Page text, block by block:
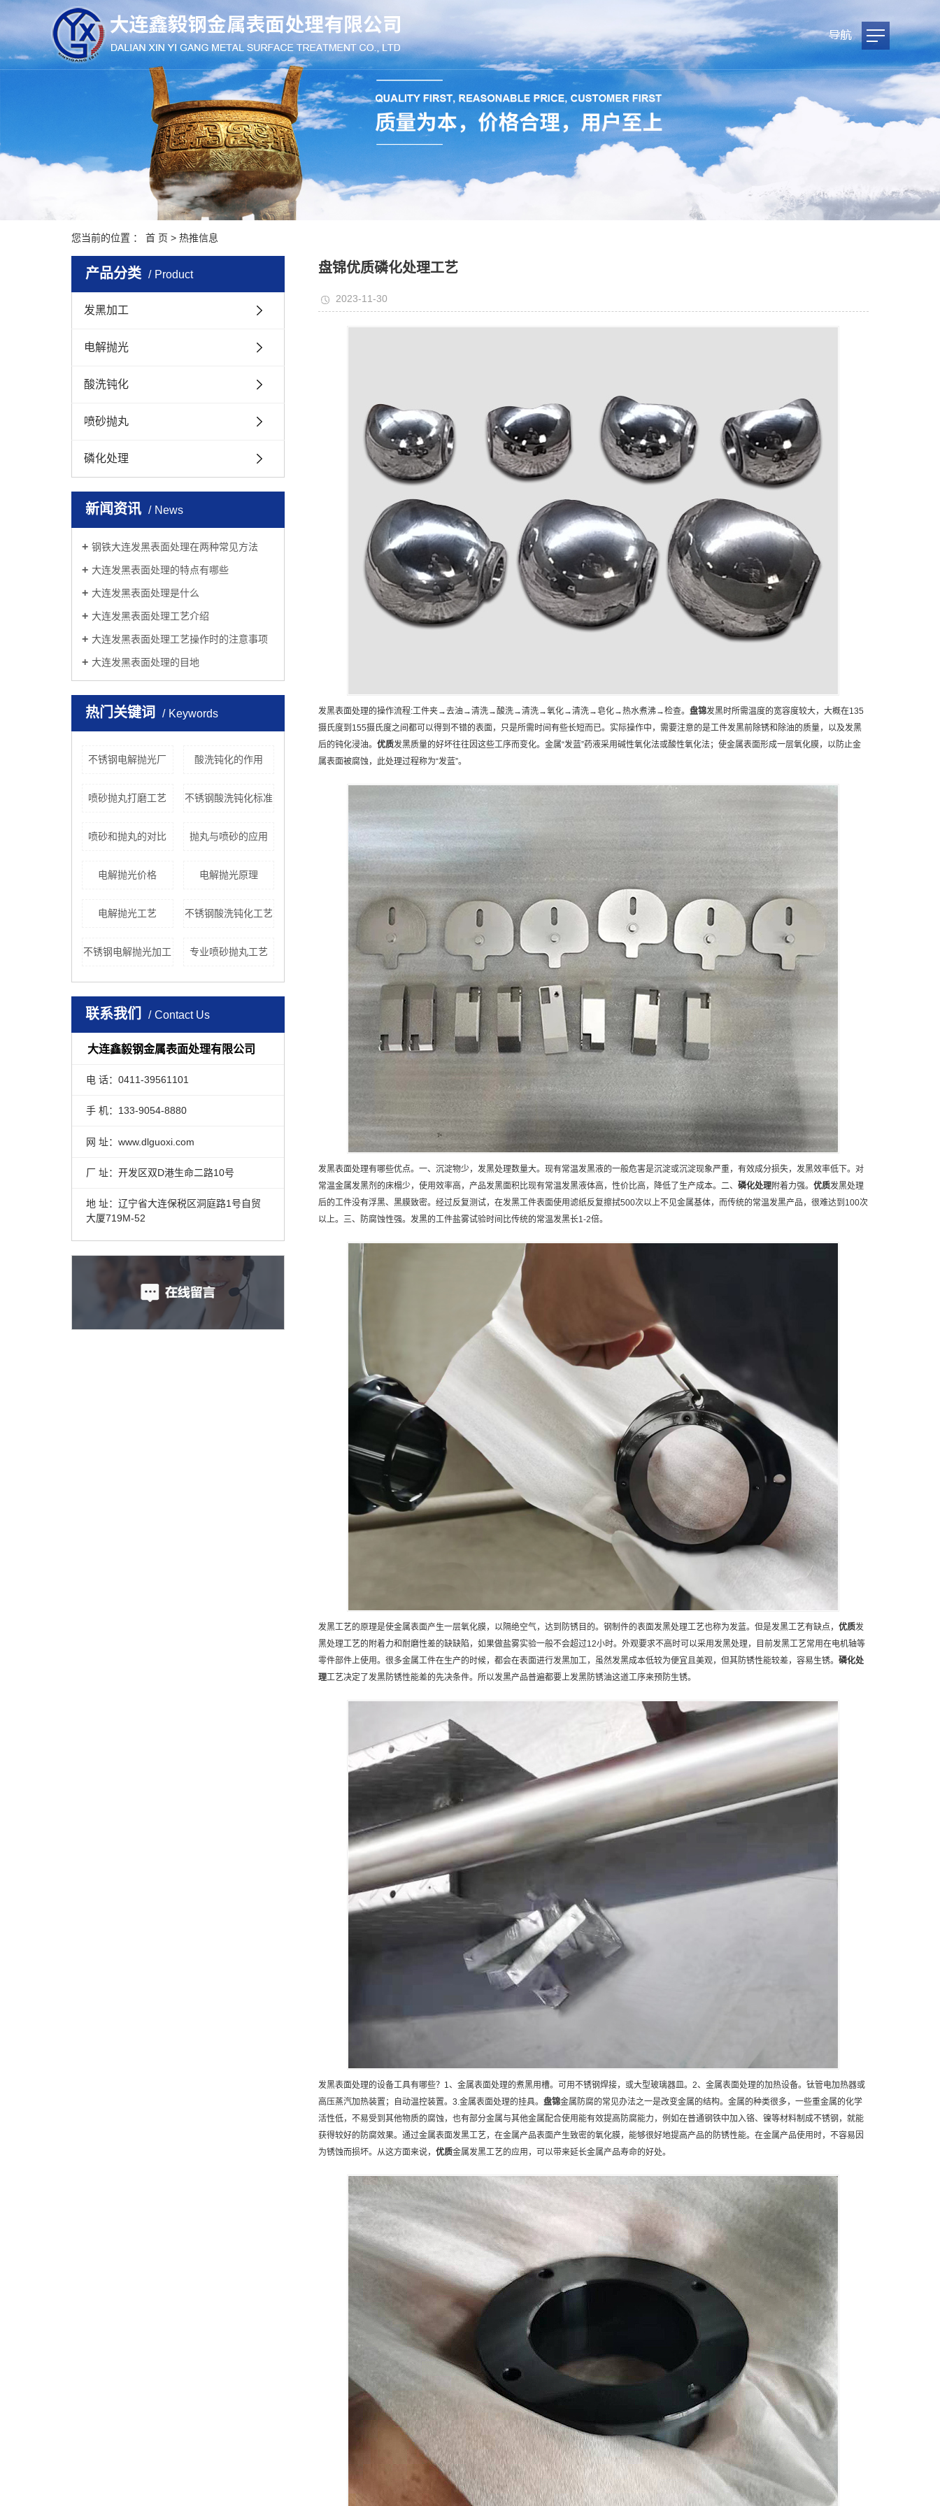
您当前的位置 ： 首 页 > 热推信息
产品分类 Product
发黑加工
电解抛光
酸洗钝化
喷砂抛丸
磷化处理
新闻资讯 News
钢铁大连发黑表面处理在两种常见方法
大连发黑表面处理的特点有哪些
大连发黑表面处理是什么
大连发黑表面处理工艺介绍
大连发黑表面处理工艺操作时的注意事项
大连发黑表面处理的目地
热门关键词 Keywords
不锈钢电解抛光厂 酸洗钝化的作用
喷砂抛丸打磨工艺 不锈钢酸洗钝化标准
喷砂和抛丸的对比 抛丸与喷砂的应用
电解抛光价格 电解抛光原理
电解抛光工艺 不锈钢酸洗钝化工艺
不锈钢电解抛光加工 专业喷砂抛丸工艺
联系我们 Contact Us
大连鑫毅钢金属表面处理有限公司
电 话：0411-39561101
手 机：133-9054-8880
网 址：www.dlguoxi.com
厂 址：开发区双D港生命二路10号
地 址：辽宁省大连保税区洞庭路1号自贸
大厦719M-52
盘锦优质磷化处理工艺
2023-11-30
发黑表面处理的操作流程:工件夹→去油→清洗→酸洗→清洗→氧化→清洗→皂化→热水煮沸→检查。 盘锦发黑时所需温度的宽容度较大，大概在135
摄氏度到155摄氏度之间都可以得到不错的表面，只是所需时间有些长短而已。实际操作中，需要注意的是工件发黑前除锈和除油的质量，以及发黑
后的钝化浸油。 优质发黑质量的好坏往往因这些工序而变化。金属“发蓝”药液采用碱性氧化法或酸性氧化法；使金属表面形成一层氧化膜，以防止金
属表面被腐蚀，此处理过程称为“发蓝”。
发黑表面处理有哪些优点。一、沉淀物少，发黑处理数量大。现有常温发黑液的一般危害是沉淀或沉淀现象严重，有效成分损失，发黑效率低下。对
常温金属发黑剂的床榻少，使用效率高，产品发黑面积比现有常温发黑液体高，性价比高，降低了生产成本。二、 磷化处理附着力强。 优质发黑处理
后的工件没有浮黑、黑膜致密。经过反复测试，在发黑工件表面使用滤纸反复擦拭500次以上不见金属基体，而传统的常温发黑产品，很难达到100次
以上。三、防腐蚀性强。发黑的工件盐雾试验时间比传统的常温发黑长1-2倍。
发黑工艺的原理是使金属表面产生一层氧化膜，以隔绝空气，达到防锈目的。钢制件的表面发黑处理工艺也称为发蓝。但是发黑工艺有缺点， 优质发
黑处理工艺的附着力和耐磨性差的缺缺陷，如果做盐雾实验一般不会超过12小时。外观要求不高时可以采用发黑处理，目前发黑工艺常用在电机轴等
零件部件上使用。很多金属工件在生产的时候，都会在表面进行发黑加工，虽然发黑成本低较为便宜且美观，但其防锈性能较差，容易生锈。 磷化处
理工艺决定了发黑防锈性能差的先决条件。所以发黑产品普遍都要上发黑防锈油这道工序来预防生锈。
发黑表面处理的设备工具有哪些？1、金属表面处理的煮黑用槽。可用不锈钢焊接，或大型玻璃器皿。2、金属表面处理的加热设备。钛管电加热器或
高压蒸汽加热装置；自动温控装置。3.金属表面处理的挂具。 盘锦金属防腐的常见办法之一是改变金属的结构。金属的种类很多，一些重金属的化学
活性低，不易受到其他物质的腐蚀，也有部分金属与其他金属配合使用能有效提高防腐能力，例如在普通钢铁中加入铬、镍等材料制成不锈钢，就能
获得较好的防腐效果。通过金属表面发黑工艺，在金属产品表面产生致密的氧化膜，能够很好地提高产品的防锈性能。在金属产品使用时，不容易因
为锈蚀而损坏。从这方面来说， 优质金属发黑工艺的应用，可以带来延长金属产品寿命的好处。